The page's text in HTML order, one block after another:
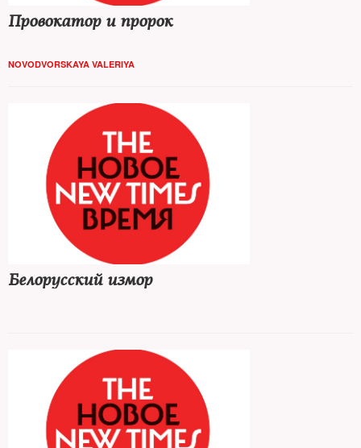
Провокатор и пророк
NOVODVORSKAYA VALERIYA
Белорусский измор